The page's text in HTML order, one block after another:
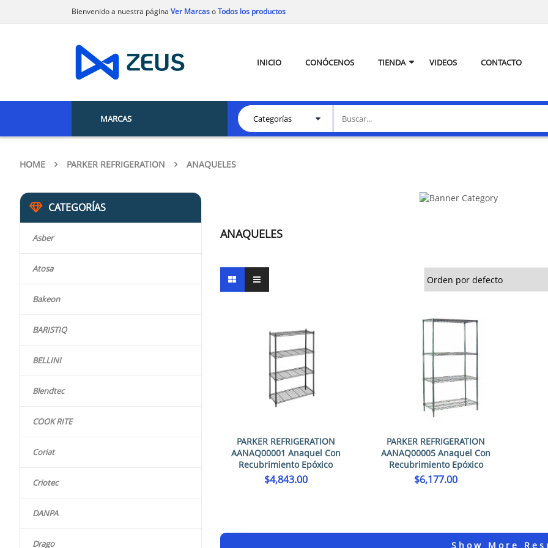
Bienvenido a nuestra página Ver MarcasoTodos los productos
INICIO CONÓCENOS TIENDA VIDEOS CONTACTO
MARCAS
HOME PARKER REFRIGERATION ANAQUELES
CATEGORÍAS
Asber
Atosa
Bakeon
BARISTIQ
BELLINI
Blendtec
COOK RITE
Coriat
Criotec
DANPA
Drago
ANAQUELES
PARKER REFRIGERATION
AANAQ00001 Anaquel Con
Recubrimiento Epóxico
$4,843.00
PARKER REFRIGERATION
AANAQ00005 Anaquel Con
Recubrimiento Epóxico
$6,177.00